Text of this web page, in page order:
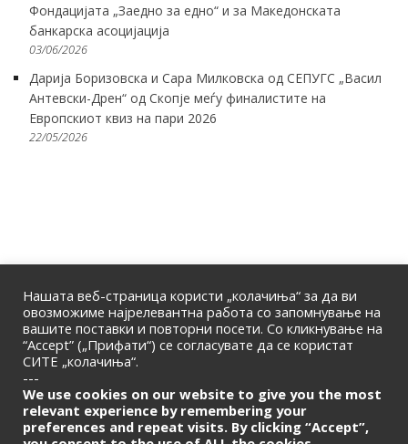
Фондацијата „Заедно за едно“ и за Македонската
банкарска асоцијација
03/06/2026
Дарија Боризовска и Сара Милковска од СЕПУГС „Васил
Антевски-Дрен“ од Скопје меѓу финалистите на
Европскиот квиз на пари 2026
22/05/2026
ПОЧЕТНА
© 2026 | Македонска Банкарска Асоцијација
Само за членови
Нашата веб-страница користи „колачиња“ за да ви
овозможиме најрелевантна работа со запомнување на
вашите поставки и повторни посети. Со кликнување на
“Accept” („Прифати“) се согласувате да се користат
СИТЕ „колачиња“.
---
We use cookies on our website to give you the most
relevant experience by remembering your
preferences and repeat visits. By clicking “Accept”,